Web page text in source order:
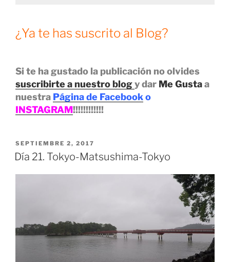
¿Ya te has suscrito al Blog?
Si te ha gustado la publicación no olvides
suscribirte a nuestro blogy dar Me Gustaa
nuestra Página de Facebooko
INSTAGRAM!!!!!!!!!!!!
PUBLICADO
EL
SEPTIEMBRE 2, 2017
Día 21. Tokyo-Matsushima-Tokyo